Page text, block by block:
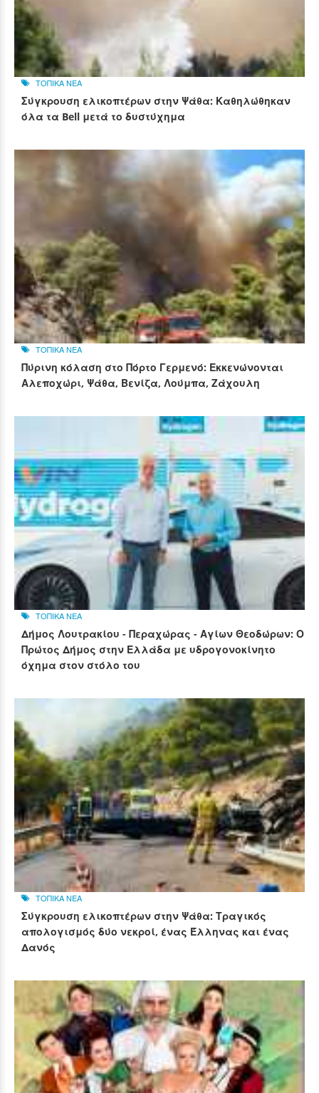
ΤΟΠΙΚΑ ΝΕΑ
Σύγκρουση ελικοπτέρων στην Ψάθα: Καθηλώθηκαν
όλα τα Bell μετά το δυστύχημα
ΤΟΠΙΚΑ ΝΕΑ
Πύρινη κόλαση στο Πόρτο Γερμενό: Εκκενώνονται
Αλεποχώρι, Ψάθα, Βενίζα, Λούμπα, Ζάχουλη
ΤΟΠΙΚΑ ΝΕΑ
Δήμος Λουτρακίου - Περαχώρας - Αγίων Θεοδώρων: Ο
Πρώτος Δήμος στην Ελλάδα με υδρογονοκίνητο
όχημα στον στόλο του
ΤΟΠΙΚΑ ΝΕΑ
Σύγκρουση ελικοπτέρων στην Ψάθα: Τραγικός
απολογισμός δύο νεκροί, ένας Έλληνας και ένας
Δανός